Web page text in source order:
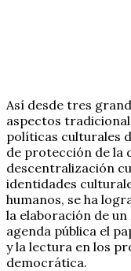
Así desde tres
aspectos
políticas culturales
de protección de la
descentralización
identidades
humanos, se ha
la elaboración de
agenda pública el
y la lectura en los
democrática.